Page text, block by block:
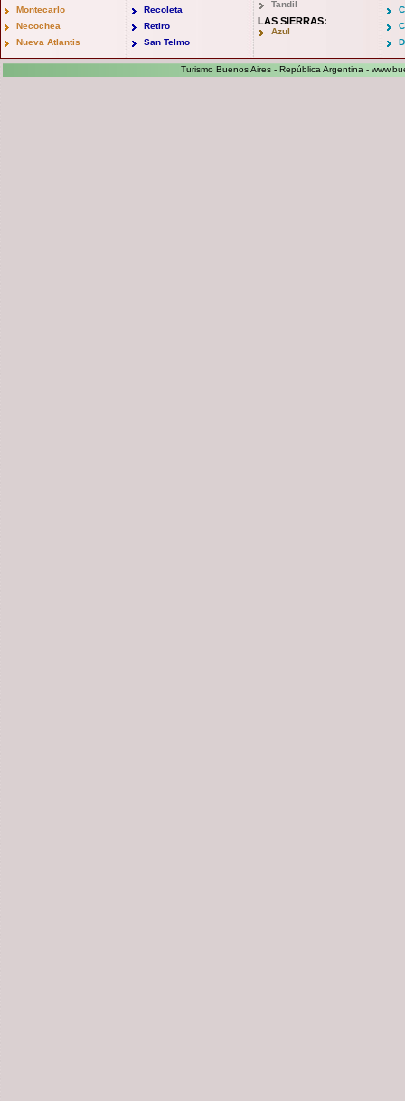
Montecarlo
Necochea
Nueva Atlantis
Recoleta
Retiro
San Telmo
Tandil
LAS SIERRAS:
Azul
Turismo Buenos Aires - República Argentina -